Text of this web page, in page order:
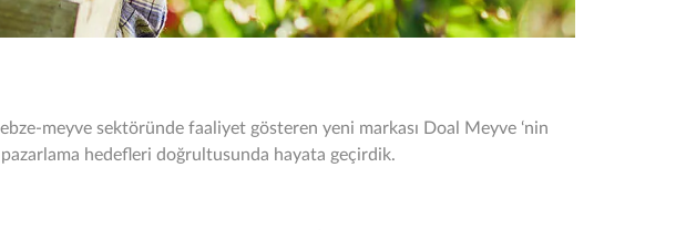
meyve sektöründe faaliyet gösteren yeni markası Doal Meyve ‘nin
hedefleri doğrultusunda hayata geçirdik.